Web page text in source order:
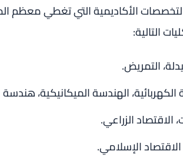
الأكاديمية التي تغطي معظم
التالية:
التمريض.
الهندسة الميكانيكية، هندسة
الاقتصاد الزراعي.
الإسلامي.